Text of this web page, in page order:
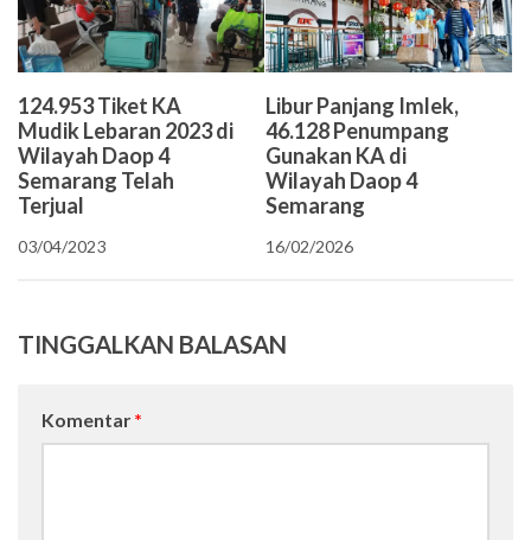
124.953 Tiket KA
Mudik Lebaran 2023 di
Wilayah Daop 4
Semarang Telah
Terjual
03/04/2023
Libur Panjang Imlek,
46.128 Penumpang
Gunakan KA di
Wilayah Daop 4
Semarang
16/02/2026
TINGGALKAN BALASAN
Komentar *